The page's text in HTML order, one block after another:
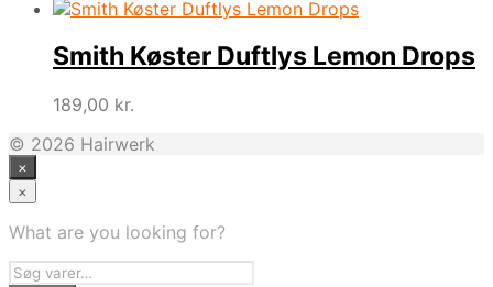
Smith Køster Duftlys Lemon Drops
189,00 kr.
© 2026 Hairwerk
×
×
What are you looking for?